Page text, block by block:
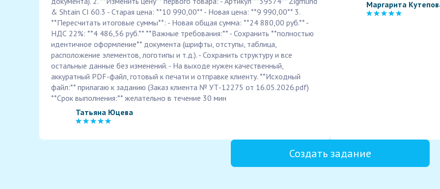
& Shtain CI 60.3 - Старая цена: **10 990,00** - Новая цена: **9 990,00** 3.
**Пересчитать итоговые суммы**: - Новая общая сумма: **24 880,00 руб.** -
НДС 22%: **4 486,56 руб.** **Важные требования:** - Сохранить **полностью
идентичное оформление** документа (шрифты, отступы, таблица,
расположение элементов, логотипы и т.д.). - Сохранить структуру и все
остальные данные без изменений. - На выходе нужен качественный,
аккуратный PDF-файл, готовый к печати и отправке клиенту. **Исходный
файл:** прилагаю к заданию (Заказ клиента № УТ-12275 от 16.05.2026.pdf)
**Срок выполнения:** желательно в течение 30 мин
Татьяна Юцева
Маргарита
Создать задание